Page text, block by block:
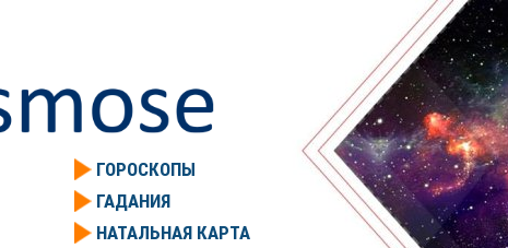
ГОРОСКОПЫ
ГАДАНИЯ
НАТАЛЬНАЯ КАРТА